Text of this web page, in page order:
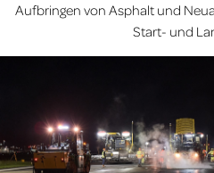
Aufbringen von Asphalt und
Start- und